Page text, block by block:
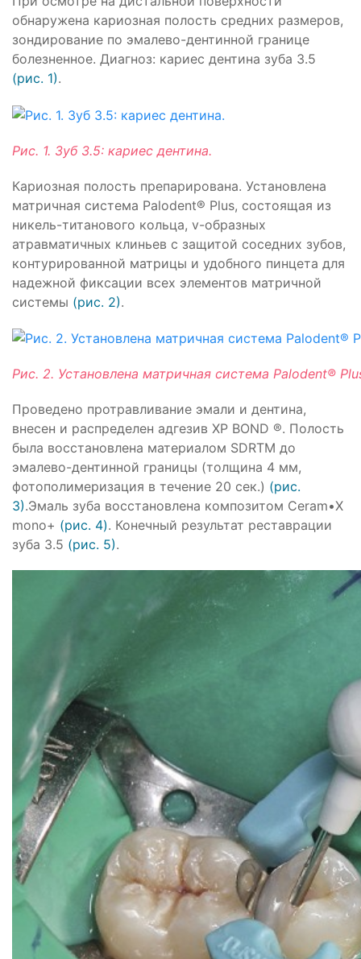
обнаружена кариозная полость средних размеров,
зондирование по эмалево-дентинной границе
болезненное. Диагноз: кариес дентина зуба 3.5
(рис. 1).
Рис. 1. Зуб 3.5: кариес дентина.
Кариозная полость препарирована. Установлена
матричная система Palodent® Plus, состоящая из
никель-титанового кольца, v-образных
атравматичных клиньев с защитой соседних зубов,
контурированной матрицы и удобного пинцета для
надежной фиксации всех элементов матричной
системы (рис. 2).
Рис. 2. Установлена матричная система Palodent®
Проведено протравливание эмали и дентина,
внесен и распределен адгезив XP BOND ®. Полость
была восстановлена материалом SDRTM до
эмалево-дентинной границы (толщина 4 мм,
фотополимеризация в течение 20 сек.) (рис.
3).Эмаль зуба восстановлена композитом Ceram•X
mono+ (рис. 4). Конечный результат реставрации
зуба 3.5 (рис. 5).